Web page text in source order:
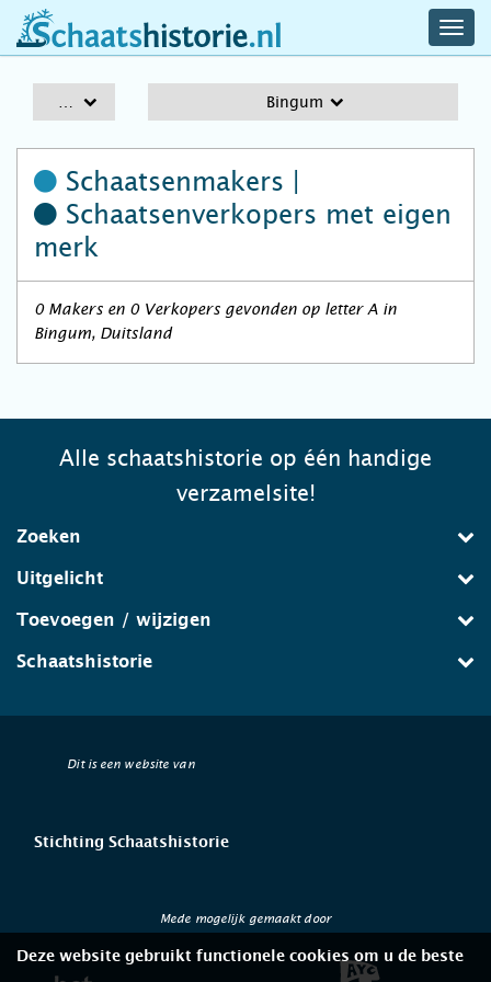
schaatshistorie.nl
Bingum
Schaatsenmakers |
Schaatsenverkopers met eigen
merk
0 Makers en 0 Verkopers gevonden op letter A in
Bingum, Duitsland
Alle schaatshistorie op één handige
verzamelsite!
Zoeken
Uitgelicht
Toevoegen / wijzigen
Schaatshistorie
Dit is een website van
Stichting Schaatshistorie
Mede mogelijk gemaakt door
Deze website gebruikt functionele cookies om u de beste